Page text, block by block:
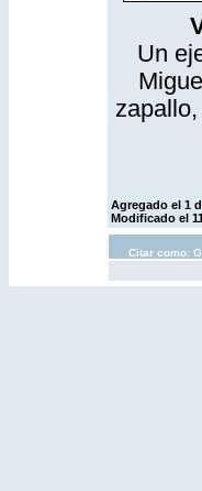
Un
Agregado el 1
Modificado el
Citar como: